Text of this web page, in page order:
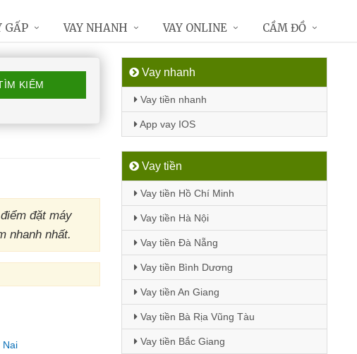
KIẾM
đặt máy
nhanh nhất.
Nai
Vay nhanh
Vay tiền nhanh
App vay IOS
Vay tiền
Vay tiền Hồ Chí Minh
Vay tiền Hà Nội
Vay tiền Đà Nẵng
Vay tiền Bình Dương
Vay tiền An Giang
Vay tiền Bà Rịa Vũng Tàu
Vay tiền Bắc Giang
GẤP VAY NHANH VAY ONLINE CẦM ĐỒ